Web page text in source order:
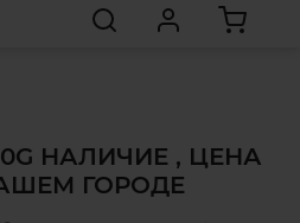
НАЛИЧИЕ , ЦЕНА
ГОРОДЕ